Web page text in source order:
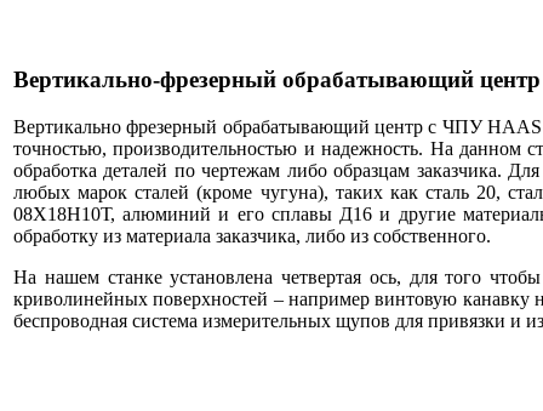
Вертикально-фрезерный обрабатывающий
Вертикально фрезерный обрабатывающий центр с ЧПУ
точностью, производительностью и надежность. На данном
обработка деталей по чертежам либо образцам заказчика.
любых марок сталей (кроме чугуна), таких как сталь 20,
08Х18Н10Т, алюминий и его сплавы Д16 и другие
обработку из материала заказчика, либо из собственного.
На нашем станке установленачетвертая ось, для того
криволинейных поверхностей – например винтовую канавку
беспроводная система измерительных щупов для привязки и